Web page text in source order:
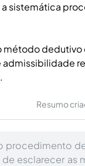
sistemática
método
Resumo
procedimento
de esclarecer